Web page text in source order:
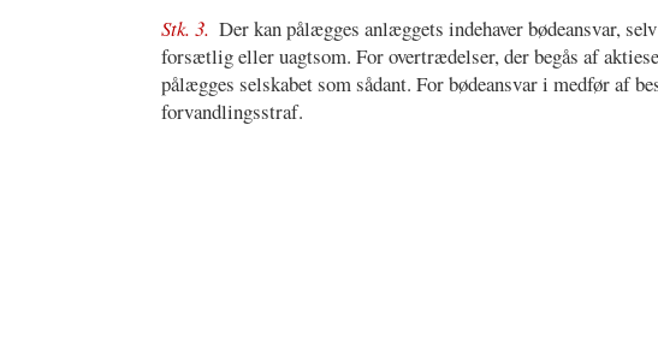
Stk. 3. Der kan pålægges anlæggets indehaver bødeansvar,
forsætlig eller uagtsom. For overtrædelser, der begås af
pålægges selskabet som sådant. For bødeansvar i medfør af
forvandlingsstraf.